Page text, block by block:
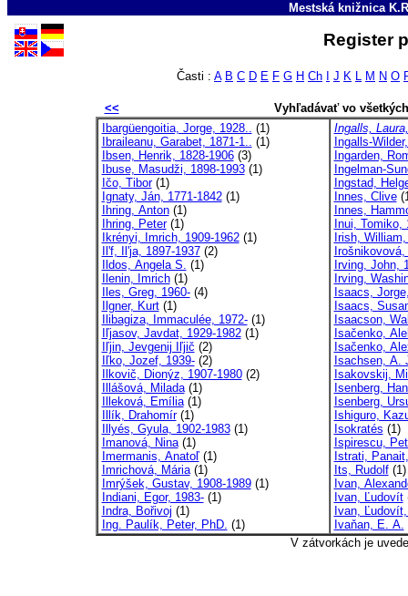
Mestská knižnica
Register
Časti : A B C D E F G H Ch J K L M N O
<<
Vyhľadávať vo
Ibargüengoitia, Jorge, 1928.. (1)
Ibraileanu, Garabet, 1871-1.. (1)
Ibsen, Henrik, 1828-1906(3)
Ibuse, Masudži, 1898-1993(1)
Ičo, Tibor(1)
Ignaty, Ján, 1771-1842(1)
Ihring, Anton(1)
Ihring, Peter(1)
Ikrényi, Imrich, 1909-1962(1)
Il'f, Il'ja, 1897-1937(2)
Ildos, Angela S. (1)
Ilenin, Imrich(1)
Iles, Greg, 1960-(4)
Ilgner, Kurt(1)
Ilibagiza, Immaculée, 1972-(1)
Iľjasov, Javdat, 1929-1982(1)
Iľjin, Jevgenij Iľjič (2)
Iľko, Jozef, 1939-(2)
Ilkovič, Dionýz, 1907-1980(2)
Illášová, Milada(1)
Illeková, Emília(1)
Illík, Drahomír(1)
Illyés, Gyula, 1902-1983(1)
Imanová, Nina(1)
Imermanis, Anatoľ(1)
Imrichová, Mária(1)
Imrýšek, Gustav, 1908-1989(1)
Indiani, Egor, 1983-(1)
Indra, Bořivoj (1)
Ing. Paulík, Peter, PhD. (1)
Ingalls,
Ingalls-
Ingarden,
Ingelman-
Ingstad,
Innes, Clive
Innes,
Inui, Tomiko,
Irish,
Irving, John,
Irving,
Isaacs,
Isaacs,
Isaacson,
Isačenko,
Isačenko,
Isachsen, A.
Isakovskij,
Isenberg,
Isenberg,
Ishiguro,
Isokratés (1)
Ispirescu,
Istrati,
Its, Rudolf(1)
Ivan,
Ivan, Ľudovít
Ivan,
Ivaňan, E. A.
V zátvorkách je